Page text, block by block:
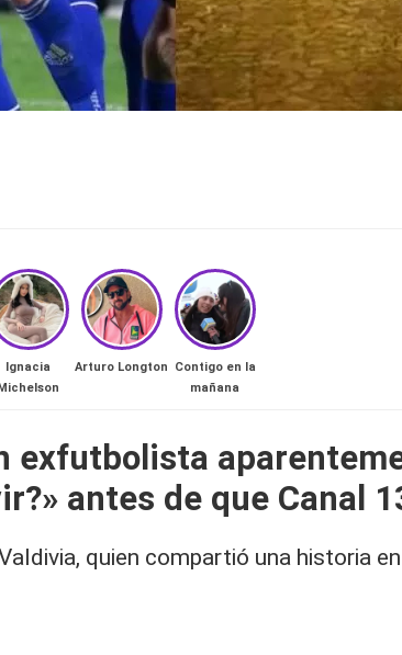
Ignacia
Arturo Longton
Contigo en la
mañana
exfutbolista
antes de que Canal
quien compartió una historia